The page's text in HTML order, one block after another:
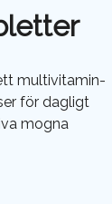
multivitamin-
för dagligt
mogna